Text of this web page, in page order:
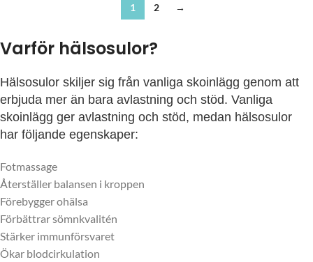
1 2 →
Varför hälsosulor?
Hälsosulor skiljer sig från vanliga skoinlägg genom att
erbjuda mer än bara avlastning och stöd. Vanliga
skoinlägg ger avlastning och stöd, medan hälsosulor
har följande egenskaper:
Fotmassage
Återställer balansen i kroppen
Förebygger ohälsa
Förbättrar sömnkvalitén
Stärker immunförsvaret
Ökar blodcirkulation